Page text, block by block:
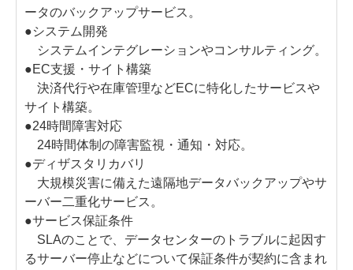
ータのバックアップサービス。
●システム開発
システムインテグレーションやコンサルティング。
●EC支援・サイト構築
決済代行や在庫管理などECに特化したサービスや
サイト構築。
●24時間障害対応
24時間体制の障害監視・通知・対応。
●ディザスタリカバリ
大規模災害に備えた遠隔地データバックアップやサ
ーバー二重化サービス。
●サービス保証条件
SLAのことで、データセンターのトラブルに起因す
るサーバー停止などについて保証条件が契約に含まれ